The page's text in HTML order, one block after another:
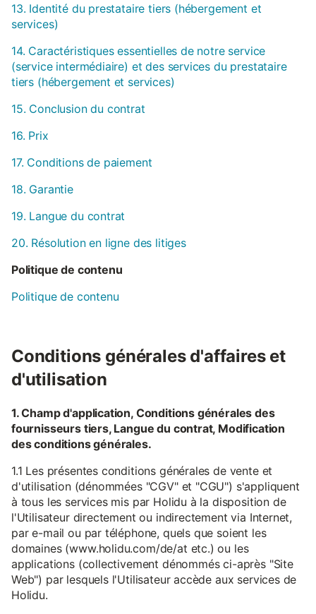
13. Identité du prestataire tiers (hébergement et
services)
14. Caractéristiques essentielles de notre service
(service intermédiaire) et des services du prestataire
tiers (hébergement et services)
15. Conclusion du contrat
16. Prix
17. Conditions de paiement
18. Garantie
19. Langue du contrat
20. Résolution en ligne des litiges
Politique de contenu
Politique de contenu
Conditions générales d'affaires et
d'utilisation
1. Champ d'application, Conditions générales des
fournisseurs tiers, Langue du contrat, Modification
des conditions générales.
1.1 Les présentes conditions générales de vente et
d'utilisation (dénommées "CGV" et "CGU") s'appliquent
à tous les services mis par Holidu à la disposition de
l'Utilisateur directement ou indirectement via Internet,
par e-mail ou par téléphone, quels que soient les
domaines (www.holidu.com/de/at etc.) ou les
applications (collectivement dénommés ci-après "Site
Web") par lesquels l'Utilisateur accède aux services de
Holidu.